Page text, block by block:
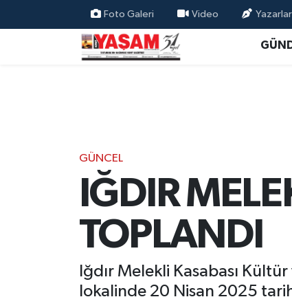
Foto Galeri Video Yazarlar
GÜNCEL
IĞDIR
TOPLANDI
Iğdır Melekli Kasabası
lokalinde 20 Nisan 2025